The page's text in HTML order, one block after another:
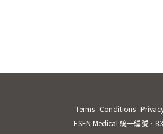
Terms Conditions
ĒSEN Medical 統一編號．